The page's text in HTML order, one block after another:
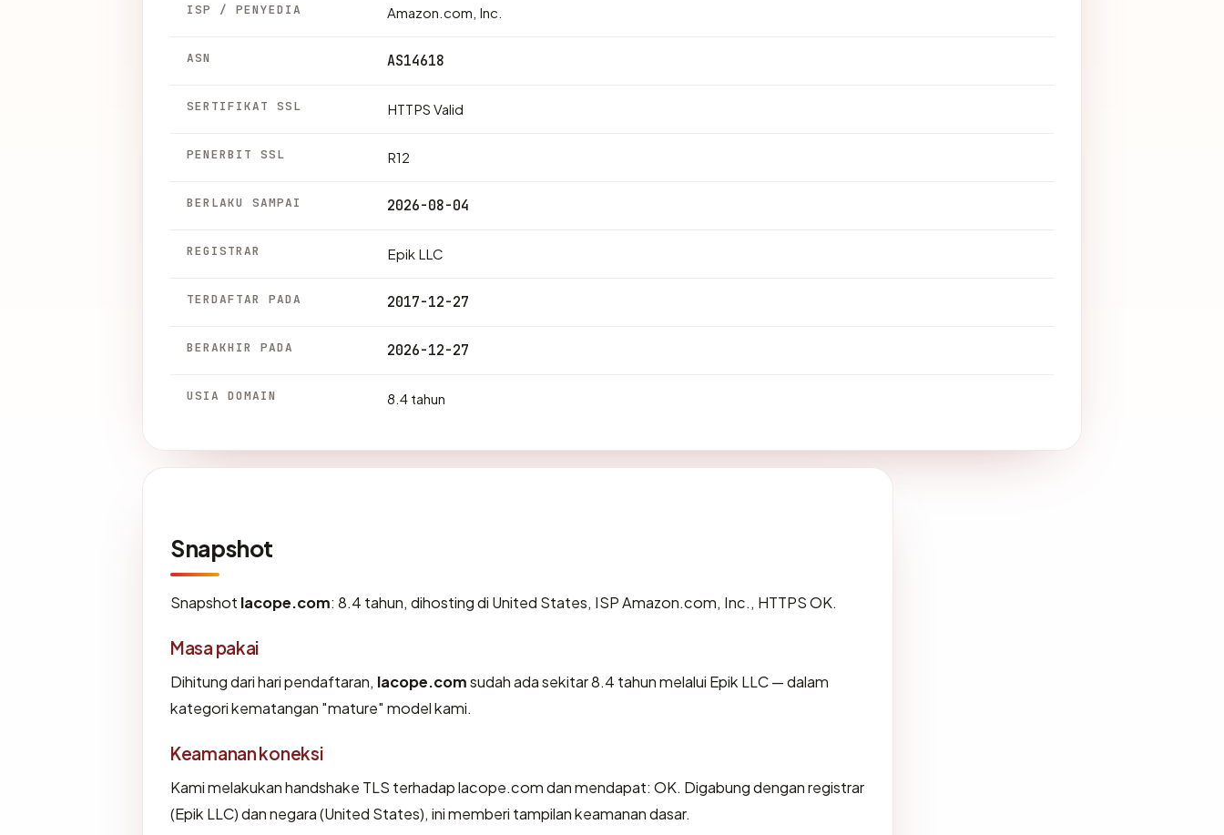
ISP / PENYEDIA Amazon.com, Inc.
ASN AS14618
SERTIFIKAT SSL HTTPS Valid
PENERBIT SSL R12
BERLAKU SAMPAI 2026-08-04
REGISTRAR Epik LLC
TERDAFTAR PADA 2017-12-27
BERAKHIR PADA 2026-12-27
USIA DOMAIN 8.4 tahun
Snapshot
Snapshot lacope.com: 8.4 tahun, dihosting di United States, ISP Amazon.com, Inc., HTTPS OK.
Masa pakai
Dihitung dari hari pendaftaran, lacope.comsudah ada sekitar 8.4 tahun melalui Epik LLC — dalam
kategori kematangan "mature" model kami.
Keamanan koneksi
Kami melakukan handshake TLS terhadap lacope.com dan mendapat: OK. Digabung dengan registrar
(Epik LLC) dan negara (United States), ini memberi tampilan keamanan dasar.